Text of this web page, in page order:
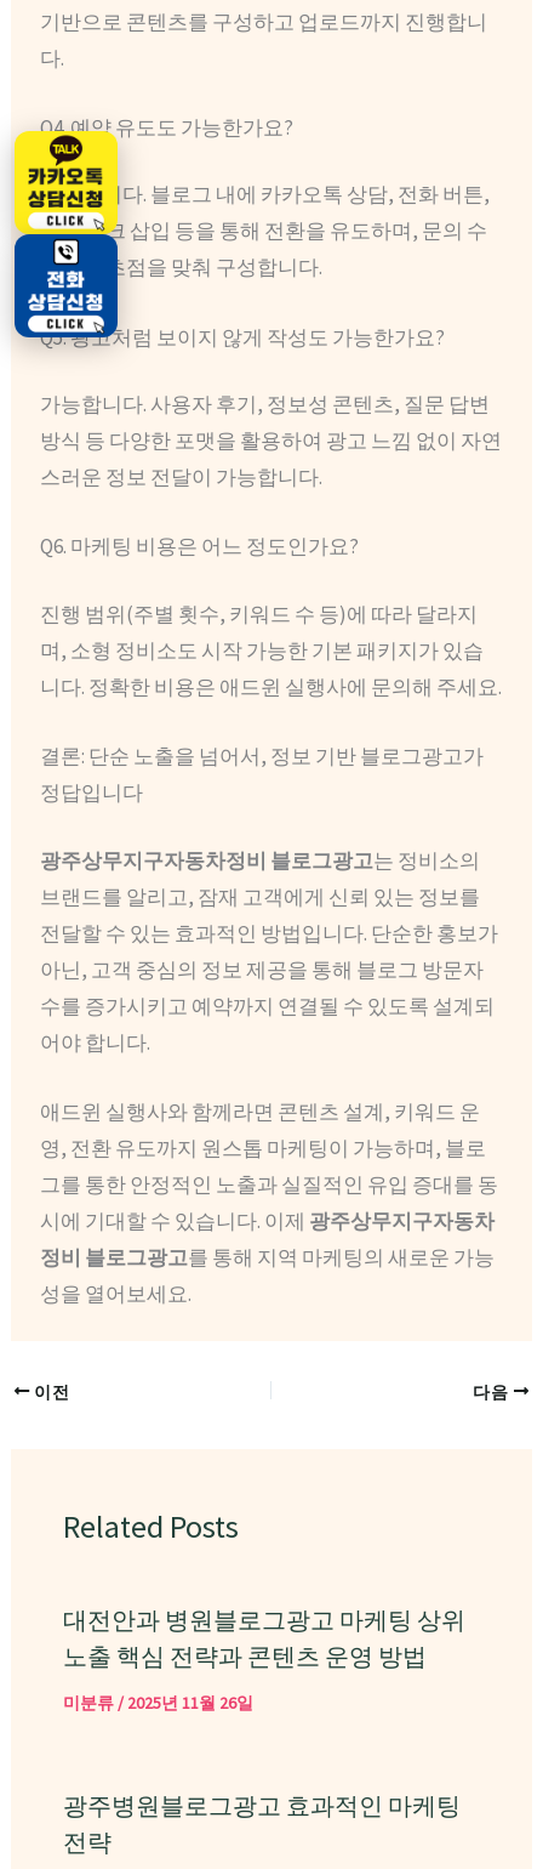
기반으로 콘텐츠를 구성하고 업로드까지 진행합니
다.
Q4. 예약 유도도 가능한가요?
가능합니다. 블로그 내에 카카오톡 상담, 전화 버튼,
예약 링크 삽입 등을 통해 전환을 유도하며, 문의 수
증대에 초점을 맞춰 구성합니다.
Q5. 광고처럼 보이지 않게 작성도 가능한가요?
가능합니다. 사용자 후기, 정보성 콘텐츠, 질문 답변
방식 등 다양한 포맷을 활용하여 광고 느낌 없이 자연
스러운 정보 전달이 가능합니다.
Q6. 마케팅 비용은 어느 정도인가요?
진행 범위(주별 횟수, 키워드 수 등)에 따라 달라지
며, 소형 정비소도 시작 가능한 기본 패키지가 있습
니다. 정확한 비용은 애드윈 실행사에 문의해 주세요.
결론: 단순 노출을 넘어서, 정보 기반 블로그광고가
정답입니다
광주상무지구자동차정비 블로그광고는 정비소의
브랜드를 알리고, 잠재 고객에게 신뢰 있는 정보를
전달할 수 있는 효과적인 방법입니다. 단순한 홍보가
아닌, 고객 중심의 정보 제공을 통해 블로그 방문자
수를 증가시키고 예약까지 연결될 수 있도록 설계되
어야 합니다.
애드윈 실행사와 함께라면 콘텐츠 설계, 키워드 운
영, 전환 유도까지 원스톱 마케팅이 가능하며, 블로
그를 통한 안정적인 노출과 실질적인 유입 증대를 동
시에 기대할 수 있습니다. 이제 광주상무지구자동차
정비 블로그광고를 통해 지역 마케팅의 새로운 가능
성을 열어보세요.
이전 다음
Related Posts
대전안과 병원블로그광고 마케팅 상위
노출 핵심 전략과 콘텐츠 운영 방법
미분류/2025년 11월 26일
광주병원블로그광고 효과적인 마케팅
전략